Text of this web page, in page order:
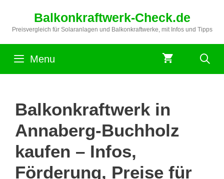
springen
Balkonkraftwerk-Check.de
Preisvergleich für Solaranlagen und Balkonkraftwerke, mit Infos und Tipps
Menu
Balkonkraftwerk in
Annaberg-Buchholz
kaufen – Infos,
Förderung, Preise für